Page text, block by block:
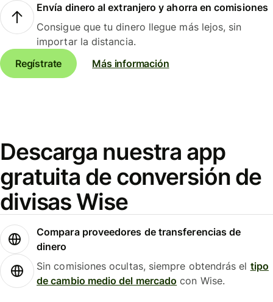
Envía dinero al extranjero y ahorra en comisiones
Consigue que tu dinero llegue más lejos, sin
importar la distancia.
Regístrate
Más información
Descarga nuestra app
gratuita de conversión de
divisas Wise
Compara proveedores de transferencias de
dinero
Sin comisiones ocultas, siempre obtendrás el tipo
de cambio medio del mercado con Wise.